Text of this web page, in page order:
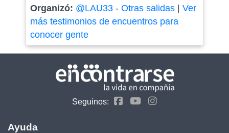
Organizó: @LAU33- Otras salidas| Ver
más testimonios de encuentros para
conocer gente
Seguinos:
Ayuda